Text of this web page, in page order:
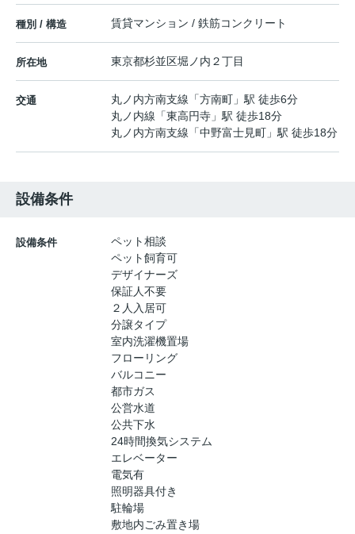
種別 / 構造 賃貸マンション / 鉄筋コンクリート
所在地 東京都杉並区堀ノ内 ２丁目
交通 丸ノ内方南支線 「方南町 」駅 徒歩6分
丸ノ内線 「東高円寺 」駅 徒歩18分
丸ノ内方南支線 「中野富士見町 」駅 徒歩18分
設備条件
設備条件
ペット相談
ペット飼育可
デザイナーズ
保証人不要
２人入居可
分譲タイプ
室内洗濯機置場
フローリング
バルコニー
都市ガス
公営水道
公共下水
24時間換気システム
エレベーター
電気有
照明器具付き
駐輪場
敷地内ごみ置き場